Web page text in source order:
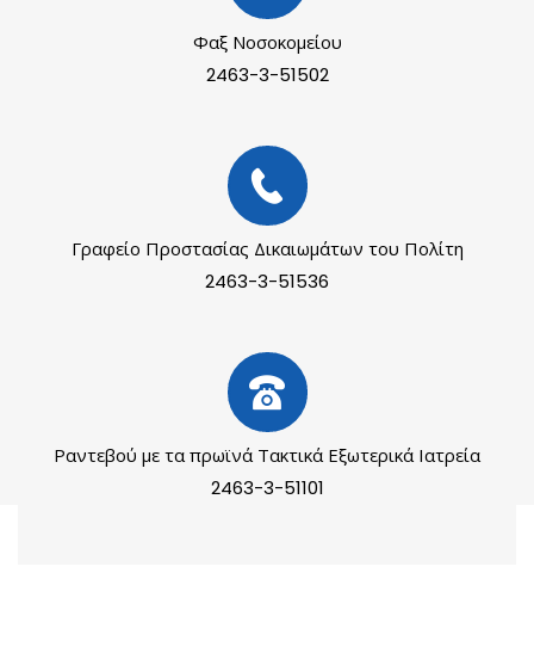
Φαξ Νοσοκομείου
2463-3-51502
Γραφείο Προστασίας Δικαιωμάτων του Πολίτη
2463-3-51536
Ραντεβού με τα πρωϊνά Τακτικά Εξωτερικά Ιατρεία
2463-3-51101